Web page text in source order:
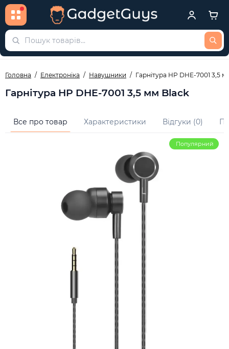
Головна Електроніка Навушники Гарнітура HP DHE-7001 3,5
Гарнітура HP DHE-7001 3,5 мм Black
Все про товар Характеристики Відгуки (0)
Популярний